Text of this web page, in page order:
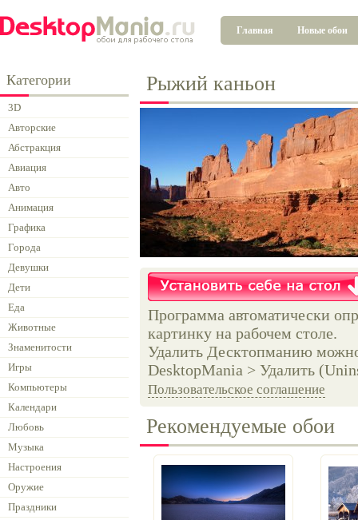
Главная Новые обои
Категории
3D
Авторские
Абстракция
Авиация
Авто
Анимация
Графика
Города
Девушки
Дети
Еда
Животные
Знаменитости
Игры
Компьютеры
Календари
Любовь
Музыка
Настроения
Оружие
Праздники
Рыжий каньон
Программа автоматически
картинку на рабочем столе.
Удалить Десктопманию
DesktopMania > Удалить
Пользовательское соглашение
Рекомендуемые обои